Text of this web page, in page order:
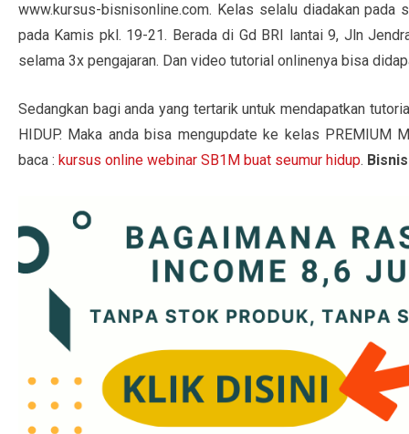
www.kursus-bisnisonline.com. Kelas selalu diadakan pada
pada Kamis pkl. 19-21. Berada di Gd BRI lantai 9, Jln
selama 3x pengajaran. Dan video tutorial onlinenya bisa
Sedangkan bagi anda yang tertarik untuk mendapatkan
HIDUP. Maka anda bisa mengupdate ke kelas PREMIUM
baca : kursus online webinar SB1M buat seumur hidup.